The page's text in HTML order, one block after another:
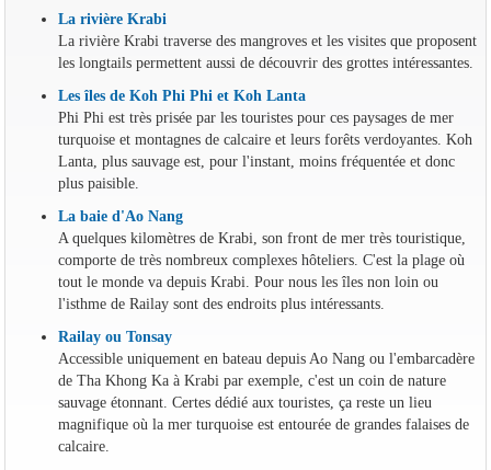
La rivière Krabi
La rivière Krabi traverse des mangroves et les visites que proposent
les longtails permettent aussi de découvrir des grottes intéressantes.
Les îles de Koh Phi Phi et Koh Lanta
Phi Phi est très prisée par les touristes pour ces paysages de mer
turquoise et montagnes de calcaire et leurs forêts verdoyantes. Koh
Lanta, plus sauvage est, pour l'instant, moins fréquentée et donc
plus paisible.
La baie d'Ao Nang
A quelques kilomètres de Krabi, son front de mer très touristique,
comporte de très nombreux complexes hôteliers. C'est la plage où
tout le monde va depuis Krabi. Pour nous les îles non loin ou
l'isthme de Railay sont des endroits plus intéressants.
Railay ou Tonsay
Accessible uniquement en bateau depuis Ao Nang ou l'embarcadère
de Tha Khong Ka à Krabi par exemple, c'est un coin de nature
sauvage étonnant. Certes dédié aux touristes, ça reste un lieu
magnifique où la mer turquoise est entourée de grandes falaises de
calcaire.